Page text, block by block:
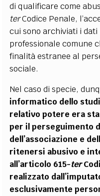
di qualificare come
terCodice Penale,
cui sono archiviati i
professionale comune
finalità estranee al
sociale.
Nel caso di specie,
informatico dello
relativo potere era
per il perseguimento
dell’associazione e
ritenersi abusivo e
all’articolo 615-ter
realizzato
esclusivamente